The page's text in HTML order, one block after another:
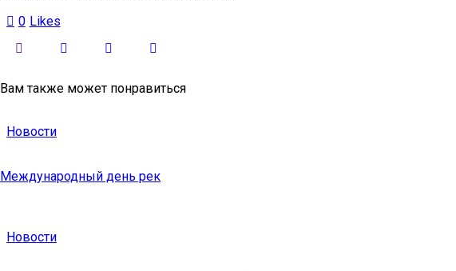
0 Likes
Вам также может понравиться
Новости
Международный день рек
Новости